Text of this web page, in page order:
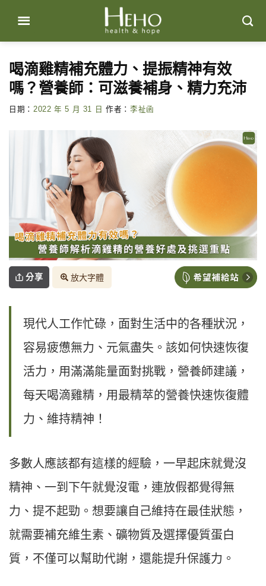
content
喝滴雞精補充體力、提振精神有效
嗎？營養師：可滋養補身、精力充沛
日期： 2022 年 5 月 31 日 作者： 李祉函
分享 放大字體
現代人工作忙碌，面對生活中的各種狀況，
容易疲憊無力、元氣盡失。該如何快速恢復
活力，用滿滿能量面對挑戰，營養師建議，
每天喝滴雞精，用最精萃的營養快速恢復體
力、維持精神！
多數人應該都有這樣的經驗，一早起床就覺沒
精神、一到下午就覺沒電，連放假都覺得無
力、提不起勁。想要讓自己維持在最佳狀態，
就需要補充維生素、礦物質及選擇優質蛋白
質，不僅可以幫助代謝，還能提升保護力。